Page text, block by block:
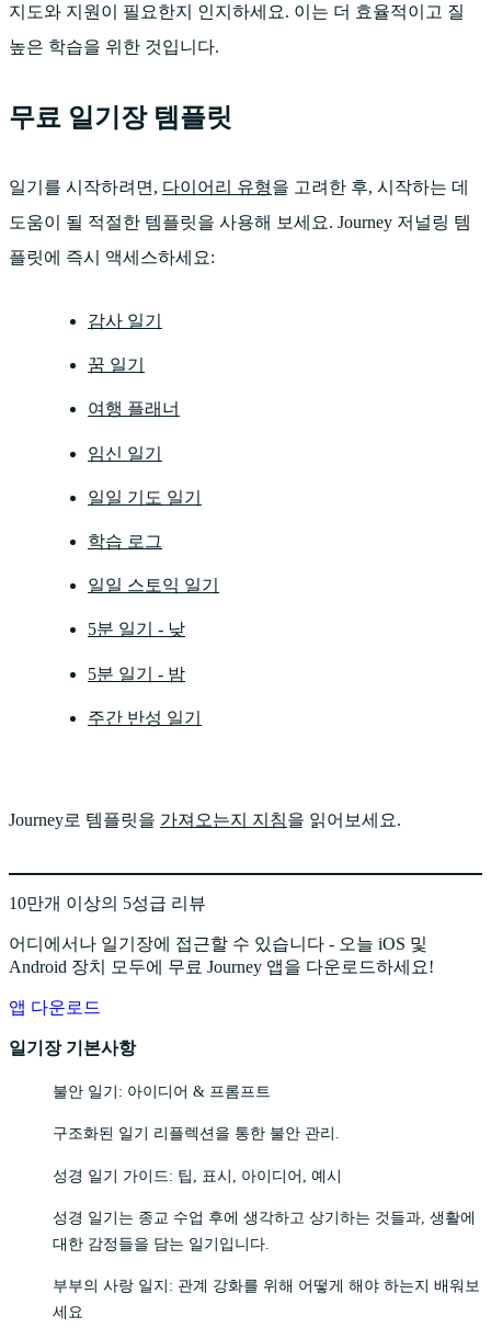
지도와 지원이 필요한지 인지하세요. 이는 더 효율적이고 질
높은 학습을 위한 것입니다.
무료 일기장 템플릿
일기를 시작하려면, 다이어리 유형을 고려한 후, 시작하는 데
도움이 될 적절한 템플릿을 사용해 보세요. Journey 저널링 템
플릿에 즉시 액세스하세요:
감사 일기
꿈 일기
여행 플래너
임신 일기
일일 기도 일기
학습 로그
일일 스토익 일기
5분 일기 - 낮
5분 일기 - 밤
주간 반성 일기
Journey로 템플릿을 가져오는지 지침을 읽어보세요.
10만개 이상의 5성급 리뷰
어디에서나 일기장에 접근할 수 있습니다 - 오늘 iOS 및
Android 장치 모두에 무료 Journey 앱을 다운로드하세요!
앱 다운로드
일기장 기본사항
불안 일기: 아이디어 & 프롬프트
구조화된 일기 리플렉션을 통한 불안 관리.
성경 일기 가이드: 팁, 표시, 아이디어, 예시
성경 일기는 종교 수업 후에 생각하고 상기하는 것들과, 생활에
대한 감정들을 담는 일기입니다.
부부의 사랑 일지: 관계 강화를 위해 어떻게 해야 하는지 배워보
세요